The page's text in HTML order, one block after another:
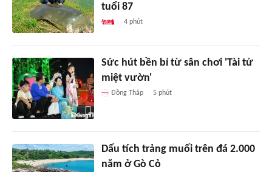
tuổi 87
4 phút
Sức hút bền bỉ từ sân chơi 'Tài tử
miệt vườn'
Đồng Tháp 5 phút
Dấu tích trảng muối trên đá 2.000
năm ở Gò Cỏ